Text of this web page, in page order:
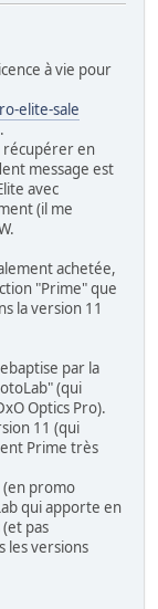
à vie pour
elite-sale
récupérer en
message est
avec
(il me
achetée,
"Prime" que
la version 11
par la
(qui
Optics Pro).
11 (qui
Prime très
(en promo
qui apporte en
pas
les versions